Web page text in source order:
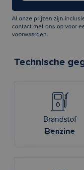
Al onze prijzen zijn
contact met ons op voor
voorwaarden.
Technische
Brandstof
Benzine